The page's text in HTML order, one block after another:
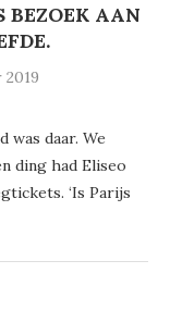
BEZOEK AAN
2019
was daar. We
ding had Eliseo
‘Is Parijs